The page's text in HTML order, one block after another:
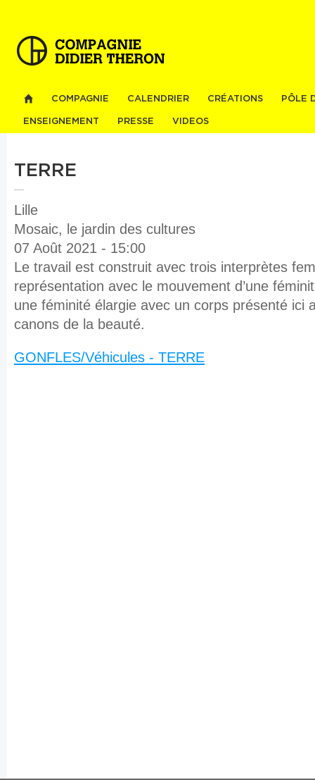
COMPAGNIE CALENDRIER CRÉATIONS PÔLE
ENSEIGNEMENT PRESSE VIDEOS
TERRE
Lille
Mosaic, le jardin des cultures
07 Août 2021 - 15:00
Le travail est construit avec trois interprètes
représentation avec le mouvement d’une
une féminité élargie avec un corps présenté ici
canons de la beauté.
GONFLES/Véhicules - TERRE